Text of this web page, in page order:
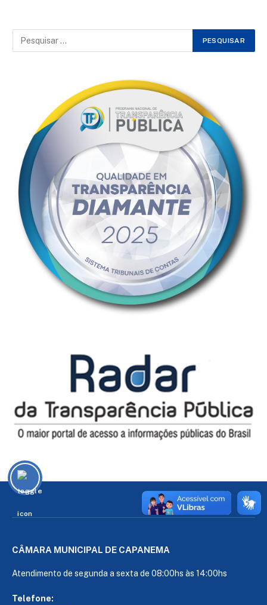
CÂMARA MUNICIPAL DE CAPANEMA
Atendimento de segunda a sexta de 08:00hs às 14:00hs
Telefone: